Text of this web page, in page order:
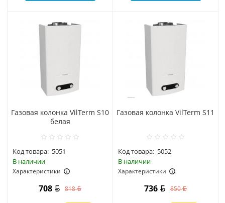
Газовая колонка VilTerm S10
белая
Код товара: 5051
В наличии
Характеристики
708 818
Газовая колонка VilTerm S11
Код товара: 5052
В наличии
Характеристики
736 850